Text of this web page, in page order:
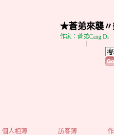
★蒼弟來襲〃
個人相簿 訪客簿
作家：蒼弟Cang Di